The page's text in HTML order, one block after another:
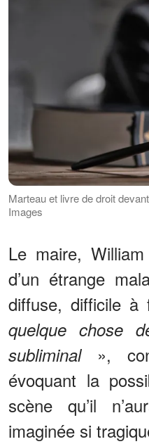
Marteau et livre de droit
Images
Le maire,
d’un étrange
diffuse, difficile à
quelque chose
subliminal»,
évoquant la
scène qu’il
imaginée si